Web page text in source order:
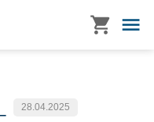
28.04.2025